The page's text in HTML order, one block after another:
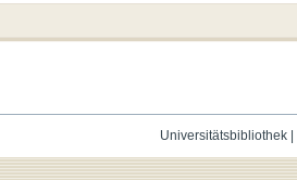
Universitätsbibliothek|